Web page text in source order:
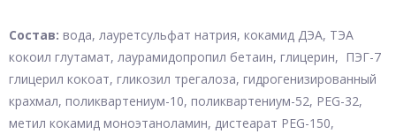
Состав: вода, лауретсульфат натрия, кокамид ДЭА, ТЭА
кокоил глутамат, лаурамидопропил бетаин, глицерин, ПЭГ-7
глицерил кокоат, гликозил трегалоза, гидрогенизированный
крахмал, поликвартениум-10, поликвартениум-52, PEG-32,
метил кокамид моноэтаноламин, дистеарат PEG-150,